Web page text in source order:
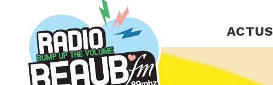
Panneau de gestion des cookies
ACTUS